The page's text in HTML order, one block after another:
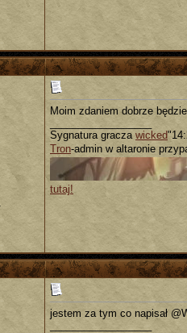
Moim zdaniem dobrze
__________________
Sygnatura gracza wicked
Tron-admin w altaronie
tutaj!
jestem za tym co napisał
__________________